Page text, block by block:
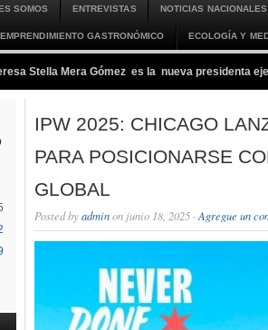
SOMOS ENTREVISTAS NOTICIAS NACIONALES
EMPRENDIMIENTO GASTRONÓMICO ECOLOGÍA Y
Stella Mera Gómez es la nueva presidenta
IPW 2025: CHICAGO
PARA POSICIONARSE
GLOBAL
Posted byadminon junio 18, 2025 · Agregue un